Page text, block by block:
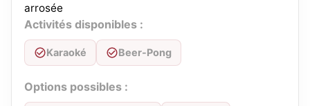
arrosée
Activités disponibles :
Karaoké Beer-Pong
Options possibles :